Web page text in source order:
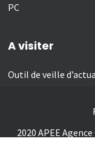
PC
A visiter
Outil de veille
2020 APEE